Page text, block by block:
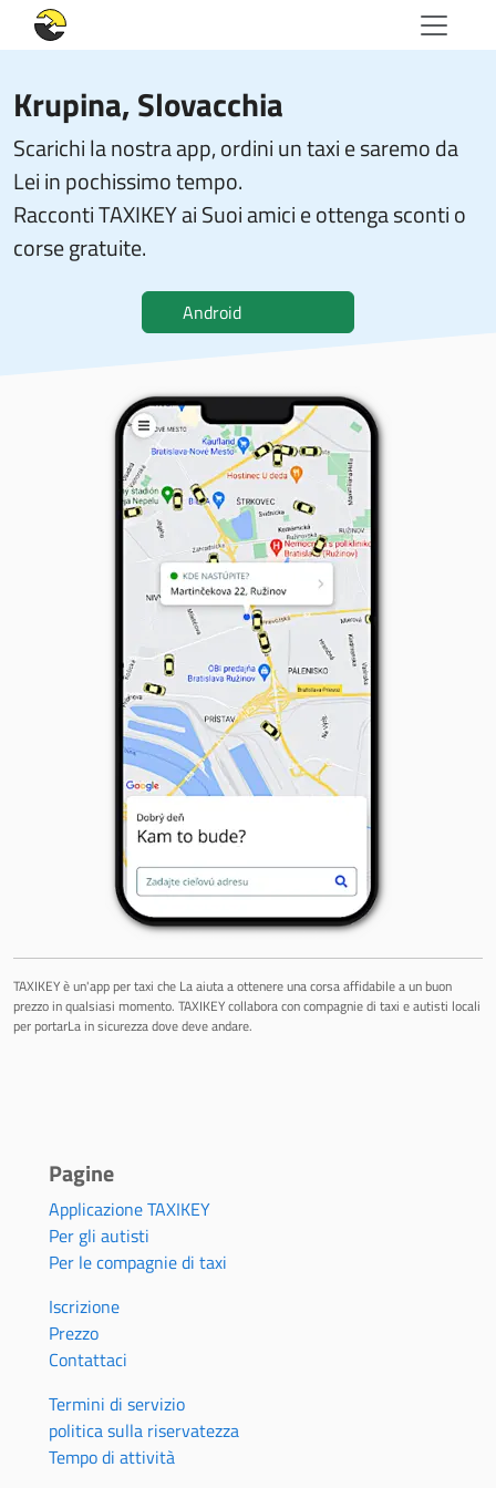
Krupina, Slovacchia
Scarichi la nostra app, ordini un taxi e saremo da
Lei in pochissimo tempo.
Racconti TAXIKEY ai Suoi amici e ottenga sconti o
corse gratuite.
Android
TAXIKEY è un'app per taxi che La aiuta a ottenere una corsa affidabile a un buon
prezzo in qualsiasi momento. TAXIKEY collabora con compagnie di taxi e autisti locali
per portarLa in sicurezza dove deve andare.
Pagine
Applicazione TAXIKEY
Per gli autisti
Per le compagnie di taxi
Iscrizione
Prezzo
Contattaci
Termini di servizio
politica sulla riservatezza
Tempo di attività